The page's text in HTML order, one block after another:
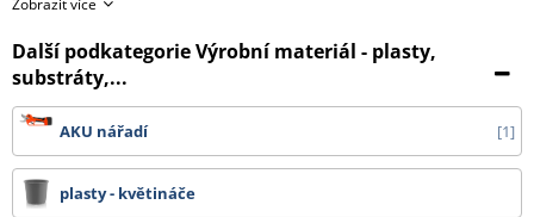
výjimky:
- substráty, perlit, hnojiva, kůra 2000 Kč za každou započatou
paletu, 3500 Kč za 2 palety,
4000 Kč za 3 palety, 4500 Kč za 4 palety
a 5000 Kč za 5 9 palet.
Od 10 palet doprava zdarma.
Zobrazit více
Další podkategorie Výrobní materiál - plasty,
substráty,...
AKU nářadí 1
plasty - květináče